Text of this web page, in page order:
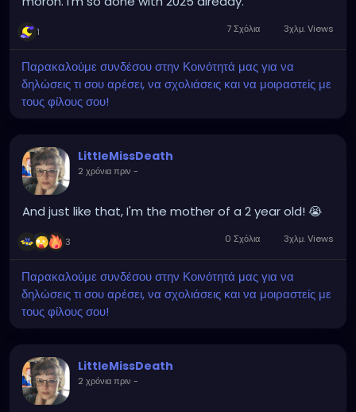
1 7 Σχόλια 3χλμ. Views
Παρακαλούμε συνδέσου στην Κοινότητά μας για να
δηλώσεις τι σου αρέσει, να σχολιάσεις και να μοιραστείς με
τους φίλους σου!
LittleMissDeath
2 χρόνια πριν -
And just like that, I'm the mother of a 2 year old! 😭
3 0 Σχόλια 3χλμ. Views
Παρακαλούμε συνδέσου στην Κοινότητά μας για να
δηλώσεις τι σου αρέσει, να σχολιάσεις και να μοιραστείς με
τους φίλους σου!
LittleMissDeath
2 χρόνια πριν -